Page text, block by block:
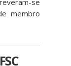
se
membro